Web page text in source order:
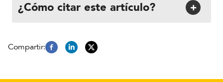
¿Cómo citar este artículo? +